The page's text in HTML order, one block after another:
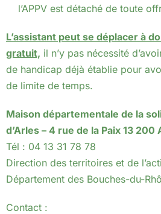
l’APPV est détaché de toute
L’assistant peut se déplacer à
gratuit, il n’y pas nécessité
de handicap déjà établie pour
de limite de temps.
Maison départementale de la
d’Arles – 4 rue de la Paix 13 200
Tél : 04 13 31 78 78
Direction des territoires et de
Département des Bouches-du-
Contact :